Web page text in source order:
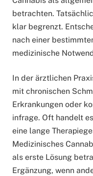
betrachten.
klar begrenzt.
nach einer
medizinische
In der ärztlichen
mit chronischen
Erkrankungen oder
infrage. Oft handelt
eine lange
Medizinisches
als erste Lösung
Ergänzung, wenn